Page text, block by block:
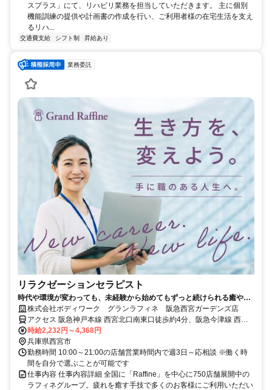
スプラス」にて、リハビリ業務を担当していただきます。 主に個別
機能訓練の提供や計画書の作成を行い、ご利用者様の在宅生活を支え
るリハ...
交通費支給 シフト制 昇給あり
業務委託
リラクゼーションセラピスト
時代や環境が変わっても、未経験から始めてもずっと続けられる癒やし
の仕事。手に職を身につけて、生き方を変えよう。
株式会社ボディワーク グランラフィネ 阪急西宮ガーデンズ店
アクセス 阪急神戸本線 西宮北口南東口徒歩約4分、阪急今津線 西宮
北口南東口徒歩約4分、連絡バス 西宮北口徒歩約5分 最寄駅：西宮北
口駅
時給2,232円～4,368円
兵庫県西宮市
勤務時間 10:00～21:00の店舗営業時間内で週3日～応相談 ※働く時
間を自分で選ぶことが可能です
仕事内容 仕事内容詳細 全国に「Raffine」を中心に750店舗展開中の
ラフィネグループ。疲れを癒す手技で多くのお客様にご利用いただい